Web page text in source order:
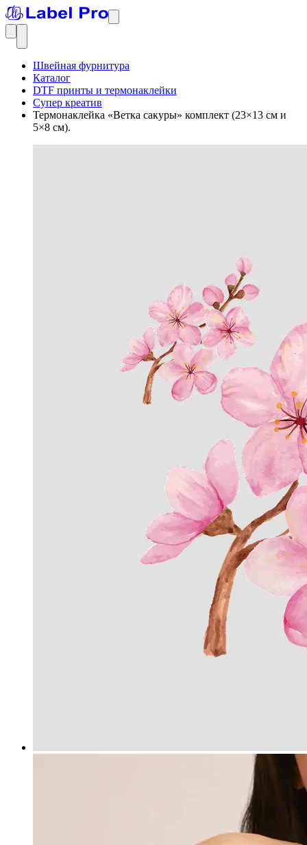
Швейная фурнитура
Каталог
DTF принты и термонаклейки
Супер креатив
Термонаклейка «Ветка сакуры» комплект (23×13 см и
5×8 см).